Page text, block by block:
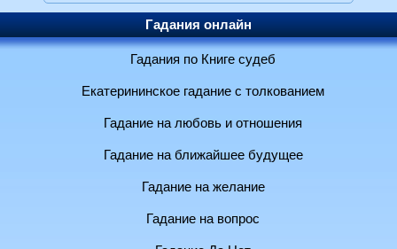
Гадания онлайн
Гадания по Книге судеб
Екатерининское гадание с толкованием
Гадание на любовь и отношения
Гадание на ближайшее будущее
Гадание на желание
Гадание на вопрос